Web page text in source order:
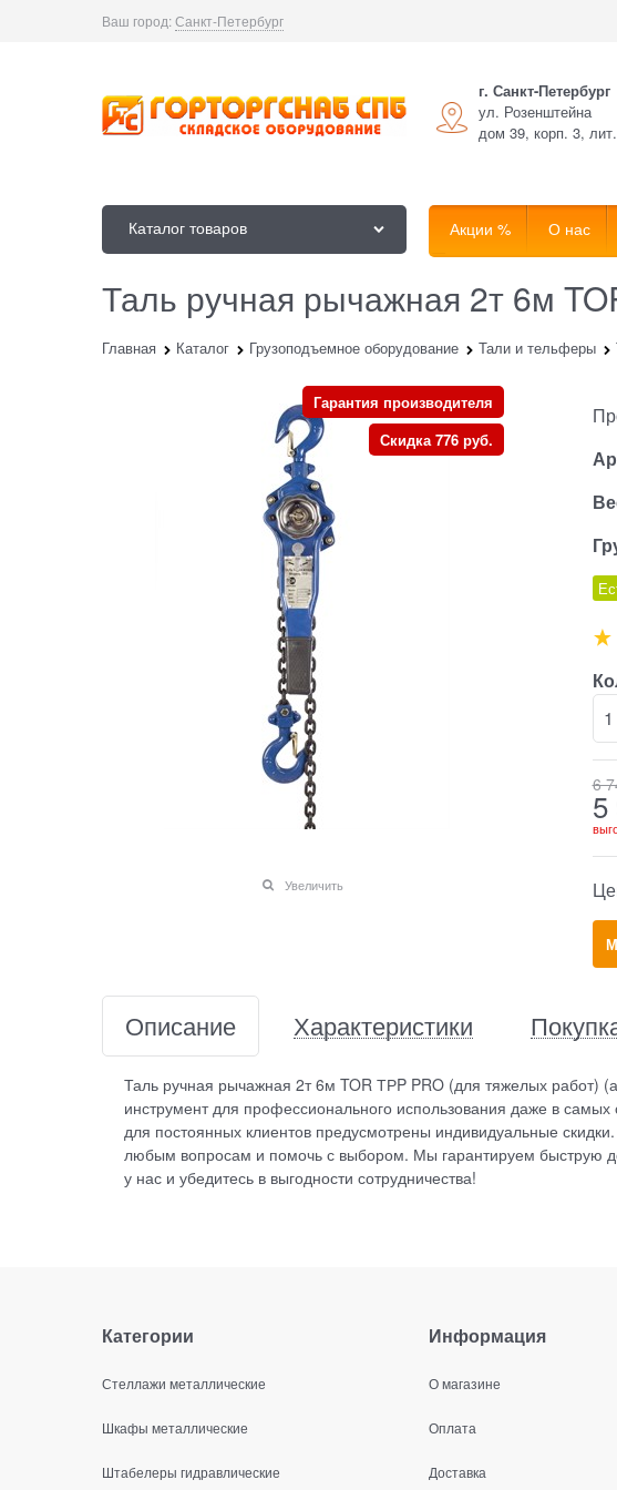
Ваш город:Санкт-Петербург
г. Санкт-Петербург
ул. Розенштейна
дом 39, корп. 3,
Каталог товаров Акции % О нас
Таль ручная рычажная 2т 6м
Главная Каталог Грузоподъемное оборудование Тали и тельферы
Гарантия производителя
Скидка 776 руб.
Увеличить
6
5
Описание Характеристики
Таль ручная рычажная 2т 6м TOR ТРP PRO (для тяжелых работ)
инструмент для профессионального использования даже в
для постоянных клиентов предусмотрены индивидуальные
любым вопросам и помочь с выбором. Мы гарантируем быструю
у нас и убедитесь в выгодности сотрудничества!
Категории
Стеллажи металлические
Шкафы металлические
Штабелеры гидравлические
Информация
О магазине
Оплата
Доставка